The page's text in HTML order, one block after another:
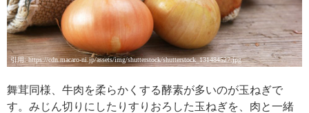
引用: https://cdn.macaro-ni.jp/assets/img/shutterstock/shutterstock_131484527.jpg
舞茸同様、牛肉を柔らかくする酵素が多いのが玉ねぎで
す。みじん切りにしたりすりおろした玉ねぎを、肉と一緒